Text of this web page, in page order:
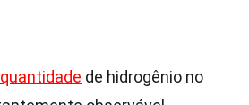
quantidade de hidrogênio no